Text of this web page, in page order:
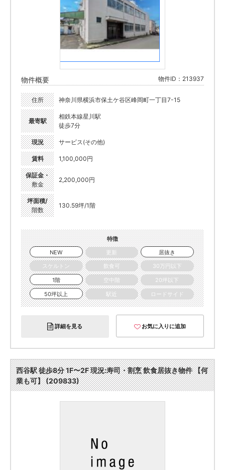
物件概要 物件ID：213937
住所 神奈川県横浜市保土ケ谷区峰岡町一丁目7-15
最寄駅
相鉄本線星川駅
徒歩7分
現況 サービス(その他)
賃料 1,100,000円
保証金・
敷金
2,200,000円
坪面積/
階数
130.59坪/1階
特徴
NEW
更新
居抜き
スケルトン
飲食可
30万円以下
1階
空中階
20坪以下
50坪以上
駅近 ロードサイド
詳細を見る お気に入りに追加
西谷駅 徒歩8分 1F〜2F 現況:寿司・割烹 飲食居抜き物件 【何
業も可】 (209833)